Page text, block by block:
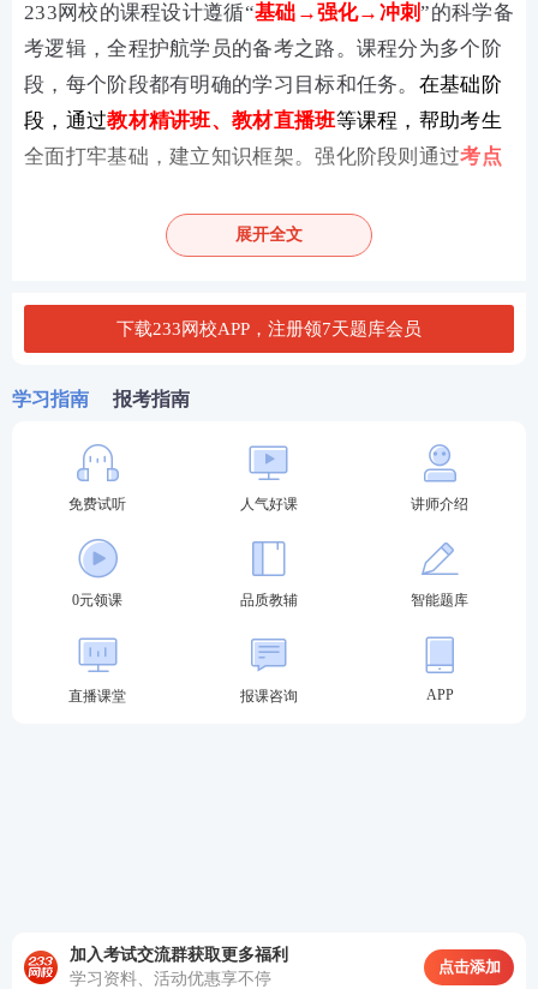
233网校的课程设计遵循“基础→强化→冲刺”的科学备
考逻辑，全程护航学员的备考之路。课程分为多个阶
段，每个阶段都有明确的学习目标和任务。 在基础阶
段，通过教材精讲班、教材直播班等课程，帮助考生
全面打牢基础，建立知识框架。强化阶段则通过考点
节，提高应试能力。冲刺阶段则聚焦重点，通过
密训班、刷题实战班等课程，帮助考生强化记忆，冲
刺提分。
此外，233网校的课程还注重针对性和实用性。针对
社工师考试的重点和难点，课程进行了深入剖析和讲
了大量实际案例和模拟试题，让考生在模拟真实考试
环境中进行练习，提高应试技巧和心理素质。
展开全文
下载233网校APP，注册领7天题库会员
学习指南 报考指南
免费试听 人气好课 讲师介绍
0元领课 品质教辅 智能题库
直播课堂 报课咨询 APP
加入考试交流群获取更多福利
学习资料、活动优惠享不停
点击添加